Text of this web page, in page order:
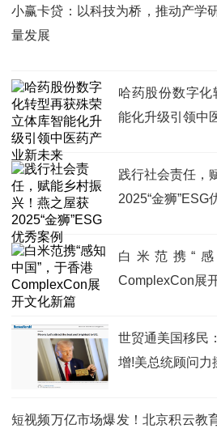
小赢卡贷：以科技为桥，推动产学
量发展
哈药股份数字
能化升级引领中
践行社会责任，
2025“金狮”ESG
白米范携“
ComplexCon展
世贸通美国移民
增!美总统顾问力
短视频万亿市场爆发！北京积云教